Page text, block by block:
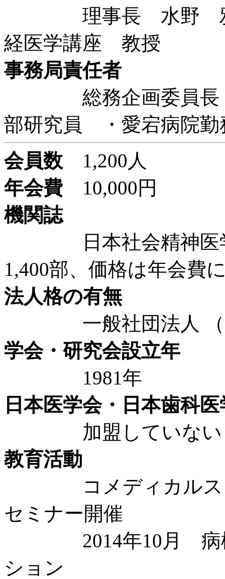
理事長 水野 雅文
経医学講座 教授
事務局責任者
総務企画委員長
部研究員 ・愛宕病院勤
会員数 1,200人
年会費 10,000円
機関誌
日本社会精神医学
1,400部、価格は年会費
法人格の有無
一般社団法人 （
学会・研究会設立年
1981年
日本医学会・日本歯科
加盟していない
教育活動
コメディカルスタ
セミナー開催
2014年10月 病棟
ション